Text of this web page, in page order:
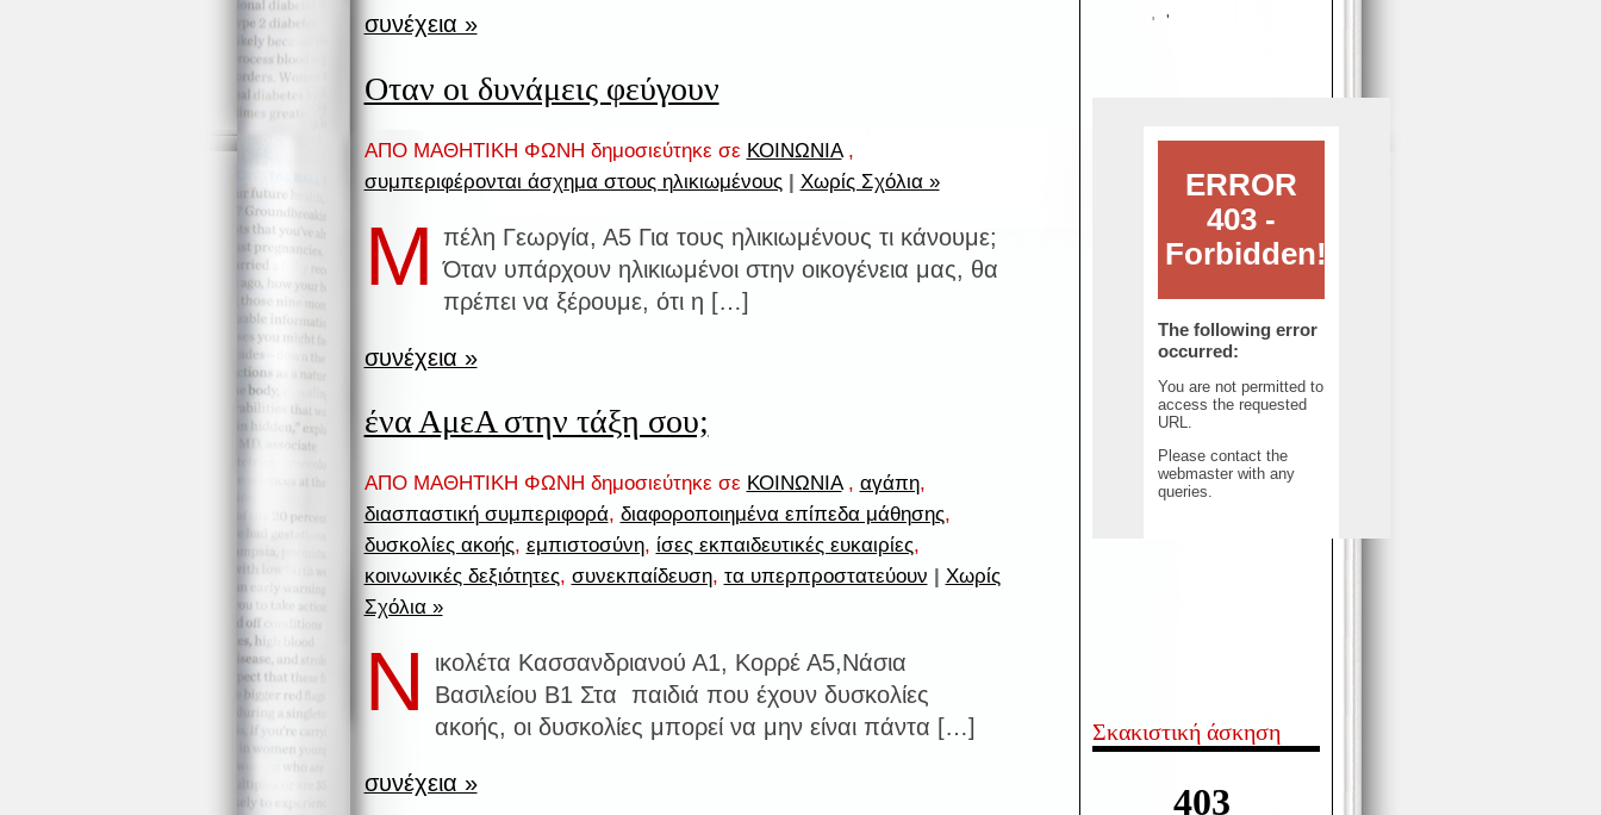
συνέχεια »
Οταν οι δυνάμεις φεύγουν
ΑΠΟ ΜΑΘΗΤΙΚΗ ΦΩΝΗ δημοσιεύτηκε σε ΚΟΙΝΩΝΙΑ,
συμπεριφέρονται άσχημα στους ηλικιωμένους | Χωρίς Σχόλια »
Μ πέλη Γεωργία, Α5 Για τους ηλικιωμένους τι κάνουμε;
Όταν υπάρχουν ηλικιωμένοι στην οικογένεια μας, θα
πρέπει να ξέρουμε, ότι η […]
συνέχεια »
ένα ΑμεΑ στην τάξη σου;
ΑΠΟ ΜΑΘΗΤΙΚΗ ΦΩΝΗ δημοσιεύτηκε σε ΚΟΙΝΩΝΙΑ, αγάπη,
διασπαστική συμπεριφορά, διαφοροποιημένα επίπεδα μάθησης,
δυσκολίες ακοής, εμπιστοσύνη, ίσες εκπαιδευτικές ευκαιρίες,
κοινωνικές δεξιότητες, συνεκπαίδευση, τα υπερπροστατεύουν | Χωρίς
Σχόλια »
Ν
ικολέτα Κασσανδριανού Α1, Κορρέ Α5,Νάσια
Βασιλείου Β1 Στα παιδιά που έχουν δυσκολίες
ακοής, οι δυσκολίες μπορεί να μην είναι πάντα […]
συνέχεια »
'
'
Σκακιστική άσκηση